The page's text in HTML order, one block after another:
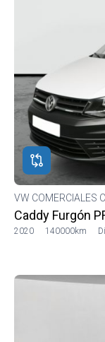
VW COMERCIALES
Caddy Furgón
2020 140000km